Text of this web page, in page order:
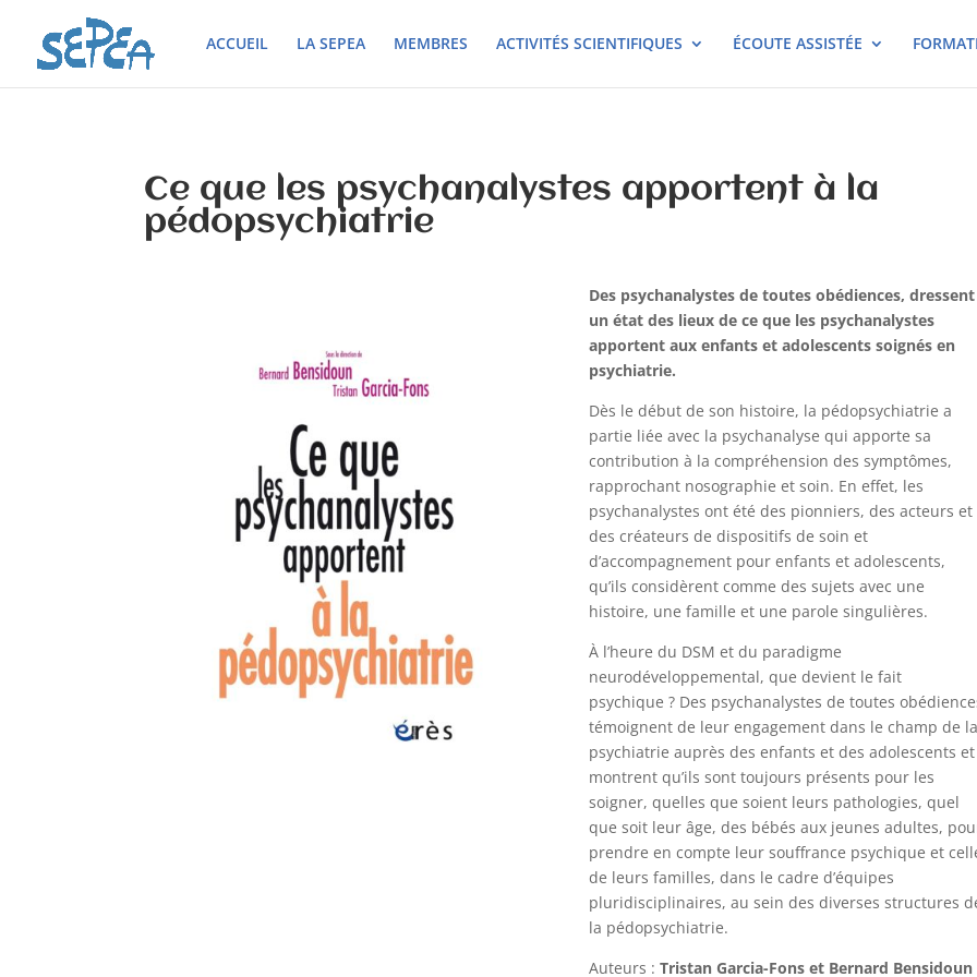
ACCUEIL LA SEPEA MEMBRES ACTIVITÉS SCIENTIFIQUES ÉCOUTE ASSISTÉE
Ce que les psychanalystes apportent à la
pédopsychiatrie
Des psychanalystes de toutes obédiences, dressent
un état des lieux de ce que les psychanalystes
apportent aux enfants et adolescents soignés en
psychiatrie.
Dès le début de son histoire, la pédopsychiatrie a
partie liée avec la psychanalyse qui apporte sa
contribution à la compréhension des symptômes,
rapprochant nosographie et soin. En effet, les
psychanalystes ont été des pionniers, des acteurs et
des créateurs de dispositifs de soin et
d’accompagnement pour enfants et adolescents,
qu’ils considèrent comme des sujets avec une
histoire, une famille et une parole singulières.
À l’heure du DSM et du paradigme
neurodéveloppemental, que devient le fait
psychique ? Des psychanalystes de toutes
témoignent de leur engagement dans le champ de la
psychiatrie auprès des enfants et des adolescents et
montrent qu’ils sont toujours présents pour les
soigner, quelles que soient leurs pathologies, quel
que soit leur âge, des bébés aux jeunes adultes,
prendre en compte leur souffrance psychique et
de leurs familles, dans le cadre d’équipes
pluridisciplinaires, au sein des diverses structures
la pédopsychiatrie.
Auteurs :Tristan Garcia-Fons et Bernard Bensidoun